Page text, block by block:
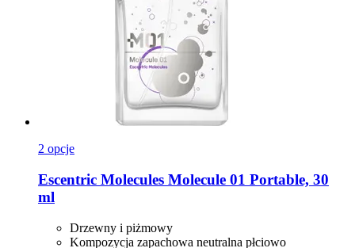
2 opcje
Escentric Molecules Molecule 01 Portable, 30
ml
Drzewny i piżmowy
Kompozycja zapachowa neutralna płciowo